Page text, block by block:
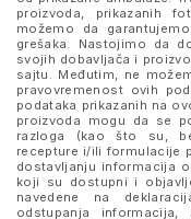
proizvoda, prikazanih
možemo da
grešaka. Nastojimo da
svojih dobavljača i
sajtu. Međutim, ne
pravovremenost ovih
podataka prikazanih na
proizvoda mogu da se
razloga (kao što su,
recepture i/ili formulacije
dostavljanju informacija
koji su dostupni i
navedene na
odstupanja